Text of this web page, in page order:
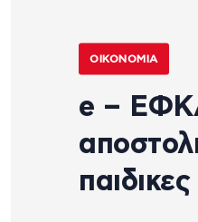
ΟΙΚΟΝΟΜΊΑ
e –